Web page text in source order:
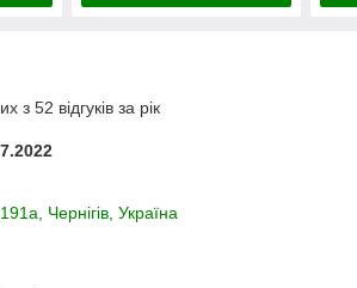
з 52 відгуків за рік
Чернігів, Україна